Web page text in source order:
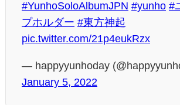
#YunhoSoloAlbumJPN #yunho #
プホルダー #東方神起
pic.twitter.com/21p4eukRzx
— happyyunhoday
January 5, 2022